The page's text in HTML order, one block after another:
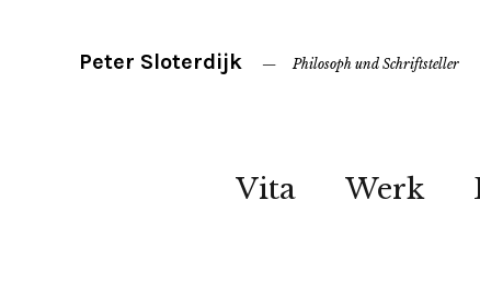
Peter Sloterdijk Philosoph und Schriftsteller
Vita Werk